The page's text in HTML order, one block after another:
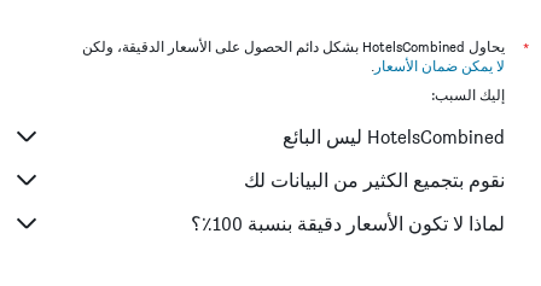
*
يحاول HotelsCombined بشكل دائم الحصول على الأسعار الدقيقة، ولكن
لا يمكن ضمان الأسعار .
إليك السبب:
HotelsCombined ليس البائع
نقوم بتجميع الكثير من البيانات لك
لماذا لا تكون الأسعار دقيقة بنسبة 100٪؟